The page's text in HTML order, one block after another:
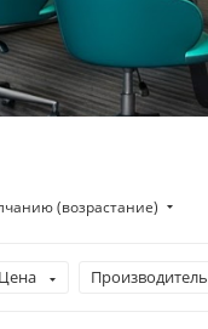
(возрастание)
Цена Производитель